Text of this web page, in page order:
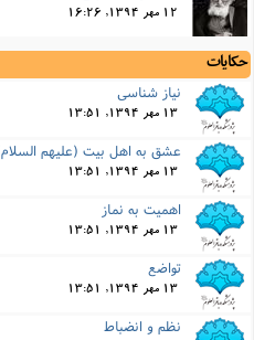
12 مهر 1394, 16:26
حکایات
نیاز شناسى
13 مهر 1394, 13:51
عشق به اهل بیت (علیهم السلام)
13 مهر 1394, 13:51
اهمیت به نماز
13 مهر 1394, 13:51
تواضع
13 مهر 1394, 13:51
نظم و انضباط